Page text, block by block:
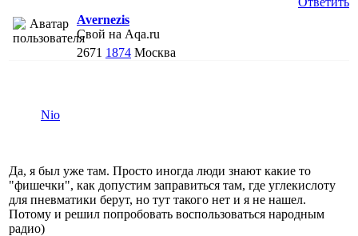
Avernezis
Свой на Aqa.ru
2671 1874 Москва
Nio
Да, я был уже там. Просто иногда люди знают какие то
"фишечки", как допустим заправиться там, где углекислоту
для пневматики берут, но тут такого нет и я не нашел.
Потому и решил попробовать воспользоваться народным
радио)